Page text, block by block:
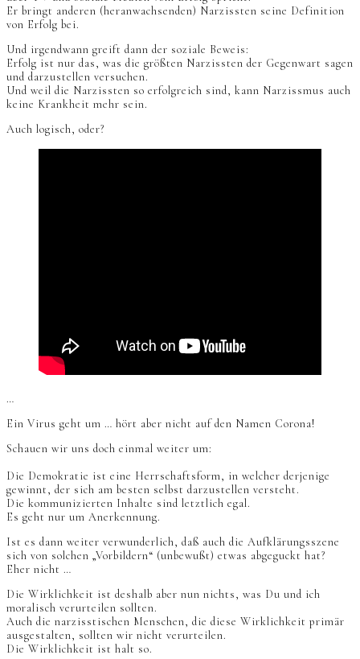
Er bringt anderen (heranwachsenden) Narzissten seine Definition
von Erfolg bei.
Und irgendwann greift dann der soziale Beweis:
Erfolg ist nur das, was die größten Narzissten der Gegenwart sagen
und darzustellen versuchen.
Und weil die Narzissten so erfolgreich sind, kann Narzissmus auch
keine Krankheit mehr sein.
Auch logisch, oder?
…
Ein Virus geht um … hört aber nicht auf den Namen Corona!
Schauen wir uns doch einmal weiter um:
Die Demokratie ist eine Herrschaftsform, in welcher derjenige
gewinnt, der sich am besten selbst darzustellen versteht.
Die kommunizierten Inhalte sind letztlich egal.
Es geht nur um Anerkennung.
Ist es dann weiter verwunderlich, daß auch die Aufklärungsszene
sich von solchen „Vorbildern“ (unbewußt) etwas abgeguckt hat?
Eher nicht …
Die Wirklichkeit ist deshalb aber nun nichts, was Du und ich
moralisch verurteilen sollten.
Auch die narzisstischen Menschen, die diese Wirklichkeit primär
ausgestalten, sollten wir nicht verurteilen.
Die Wirklichkeit ist halt so.